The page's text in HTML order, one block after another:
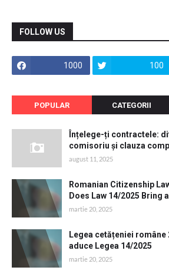
FOLLOW US
1000 100
POPULAR CATEGORII
Înțelege-ți contractele:
comisoriu și clauza
august 11, 2025
Romanian Citizenship
Does Law 14/2025 Bring
martie 20, 2025
Legea cetățeniei române
aduce Legea 14/2025
martie 20, 2025